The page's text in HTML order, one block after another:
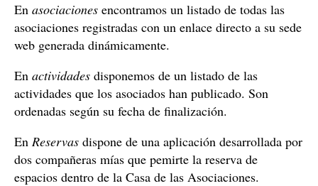
En asociaciones encontramos un listado de todas las
asociaciones registradas con un enlace directo a su sede
web generada dinámicamente.
En actividades disponemos de un listado de las
actividades que los asociados han publicado. Son
ordenadas según su fecha de finalización.
En Reservas dispone de una aplicación desarrollada por
dos compañeras mías que pemirte la reserva de
espacios dentro de la Casa de las Asociaciones.